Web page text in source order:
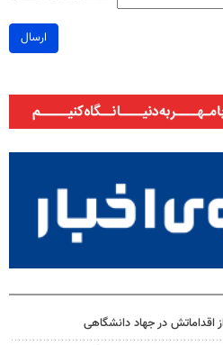
ارسال
اقداماتش در جهاد دانشگاهی